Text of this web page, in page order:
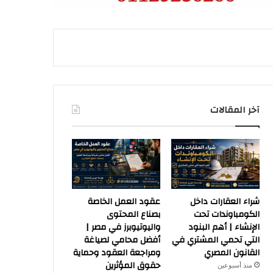
آخر المقالات
شراء العقارات داخل
الكومباوندات تحت
الإنشاء | أهم البنود
التي تحمي المشتري في
القانون المصري
منذ أسبوعين
عقود العمل الخاصة
بصناع المحتوى
واليوتيوبرز في مصر |
أفضل محامي لصياغة
ومراجعة العقود وحماية
حقوق المؤثرين